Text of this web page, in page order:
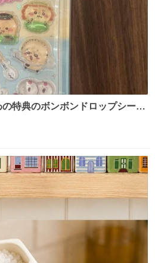
特典のボンボンドロップシール